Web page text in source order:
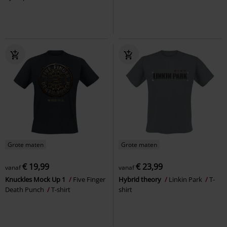
Grote maten
vanaf€ 19,99
Knuckles Mock Up 1
Five Finger
Death Punch
T-shirt
Grote maten
vanaf€ 23,99
Hybrid theory Linkin Park
T-
shirt